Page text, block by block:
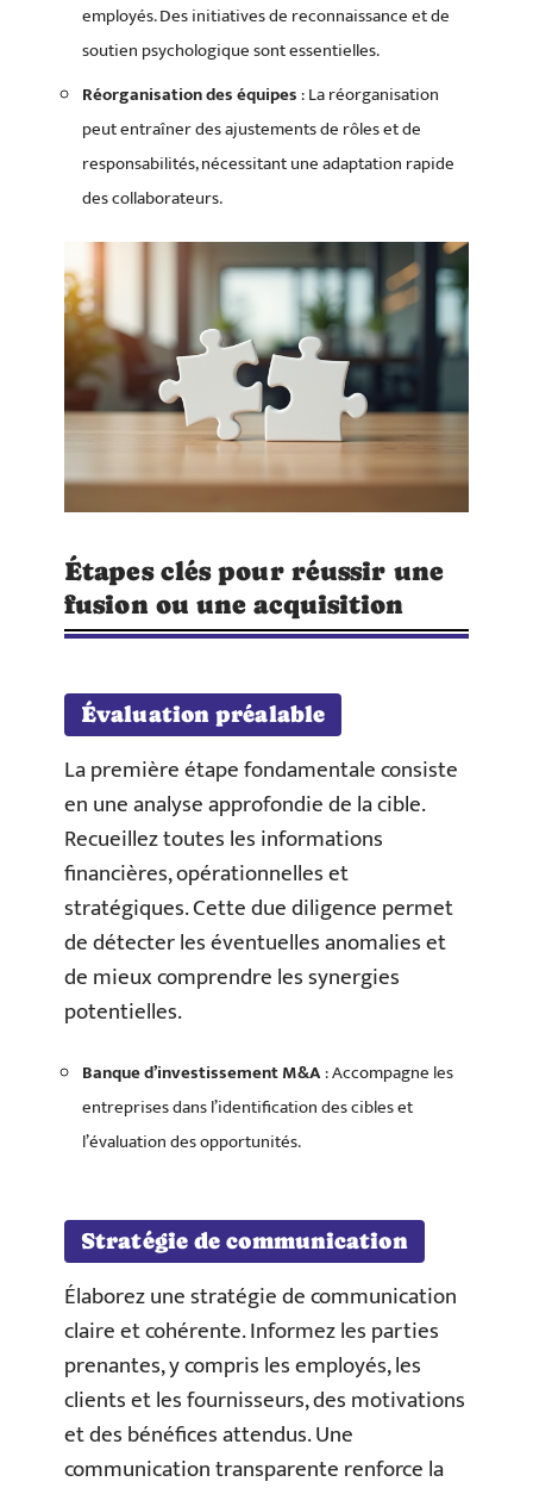
employés. Des initiatives de reconnaissance et de
soutien psychologique sont essentielles.
Réorganisation des équipes: La réorganisation
peut entraîner des ajustements de rôles et de
responsabilités, nécessitant une adaptation rapide
des collaborateurs.
Étapes clés pour réussir une
fusion ou une acquisition
Évaluation préalable
La première étape fondamentale consiste
en une analyse approfondie de la cible.
Recueillez toutes les informations
financières, opérationnelles et
stratégiques. Cette due diligence permet
de détecter les éventuelles anomalies et
de mieux comprendre les synergies
potentielles.
Banque d’investissement M&A: Accompagne les
entreprises dans l’identification des cibles et
l’évaluation des opportunités.
Stratégie de communication
Élaborez une stratégie de communication
claire et cohérente. Informez les parties
prenantes, y compris les employés, les
clients et les fournisseurs, des motivations
et des bénéfices attendus. Une
communication transparente renforce la